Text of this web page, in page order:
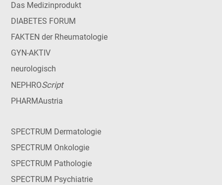
Das Medizinprodukt
DIABETES FORUM
FAKTEN der Rheumatologie
GYN-AKTIV
neurologisch
NEPHROScript
PHARMAustria
SPECTRUM Dermatologie
SPECTRUM Onkologie
SPECTRUM Pathologie
SPECTRUM Psychiatrie